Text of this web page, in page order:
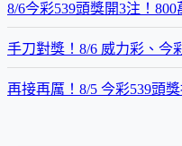
8/6今彩539頭獎開3注！
手刀對獎！8/6 威力彩、今
再接再厲！8/5 今彩539頭